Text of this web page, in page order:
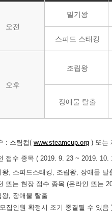
오전
밀기왕
스피드 스태킹
오후
조립왕
장애물 탈출
: 스팀컵( www.steamcup.org ) 또는
접수 종목 ( 2019. 9. 23 ~ 2019. 10.
왕, 스피드스태킹 , 조립왕, 장애물 탈
또는 현장 접수 종목 (온라인 또는
왕, 장애물 탈출
모집인원 확정시 조기 종결될 수 있음